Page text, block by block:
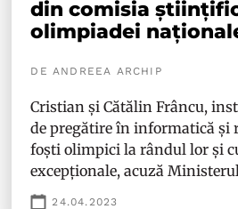
din comisia
olimpiadei
DE ANDREEA ARCHIP
Cristian și Cătălin Frâncu,
de pregătire în informatică și
foști olimpici la rândul lor și
excepționale, acuză
24.04.2023